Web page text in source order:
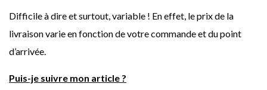
Difficile à dire et surtout, variable ! En effet, le prix de la
livraison varie en fonction de votre commande et du point
d’arrivée.
Puis-je suivre mon article ?